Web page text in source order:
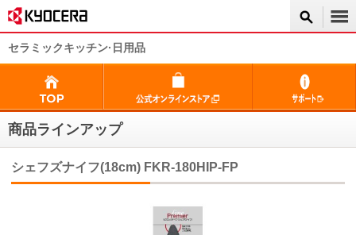
セラミックキッチン·日用品
商品ラインアップ
シェフズナイフ(18cm) FKR-180HIP-FP